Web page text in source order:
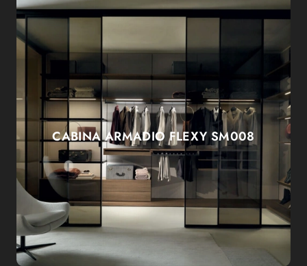
CABINA ARMADIO FLEXY SM008